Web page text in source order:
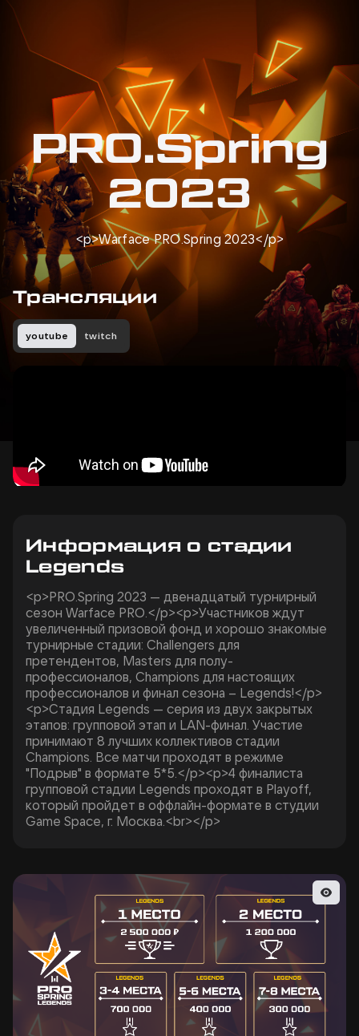
PRO.Spring
2023
<p>Warface PRO.Spring 2023</p>
Трансляции
youtube twitch
Информация о стадии
Legends
<p>PRO.Spring 2023 — двенадцатый турнирный
сезон Warface PRO.</p><p>Участников ждут
увеличенный призовой фонд и хорошо знакомые
турнирные стадии: Challengers для
претендентов, Masters для полу-
профессионалов, Champions для настоящих
профессионалов и финал сезона – Legends!</p>
<p>Стадия Legends — серия из двух закрытых
этапов: групповой этап и LAN-финал. Участие
принимают 8 лучших коллективов стадии
Champions. Все матчи проходят в режиме
"Подрыв" в формате 5*5.</p><p>4 финалиста
групповой стадии Legends проходят в Playoff,
который пройдет в оффлайн-формате в студии
Game Space, г. Москва.<br></p>